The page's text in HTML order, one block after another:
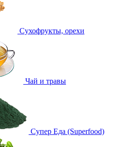
Сухофрукты, орехи
Чай и травы
Супер Еда (Superfood)